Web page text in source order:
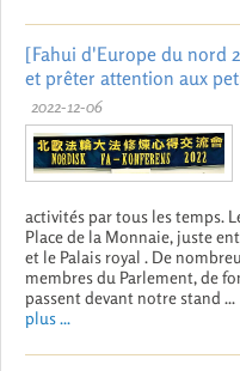
[Fahui d'Europe du nord
et prêter attention aux
2022-12-06
activités par tous les temps.
Place de la Monnaie, juste
et le Palais royal . De
membres du Parlement, de
passent devant notre stand ...
plus ...